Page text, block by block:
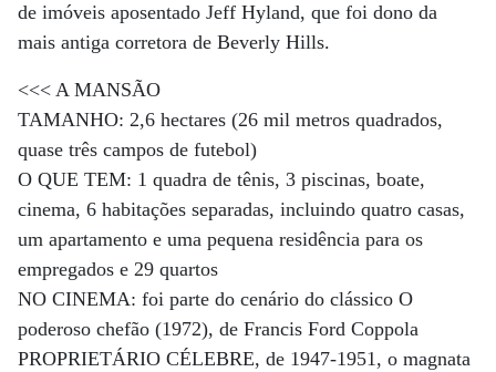
de imóveis aposentado Jeff Hyland, que foi dono da
mais antiga corretora de Beverly Hills.
<<< A MANSÃO
TAMANHO: 2,6 hectares (26 mil metros quadrados,
quase três campos de futebol)
O QUE TEM: 1 quadra de tênis, 3 piscinas, boate,
cinema, 6 habitações separadas, incluindo quatro casas,
um apartamento e uma pequena residência para os
empregados e 29 quartos
NO CINEMA: foi parte do cenário do clássico O
poderoso chefão (1972), de Francis Ford Coppola
PROPRIETÁRIO CÉLEBRE, de 1947-1951, o magnata